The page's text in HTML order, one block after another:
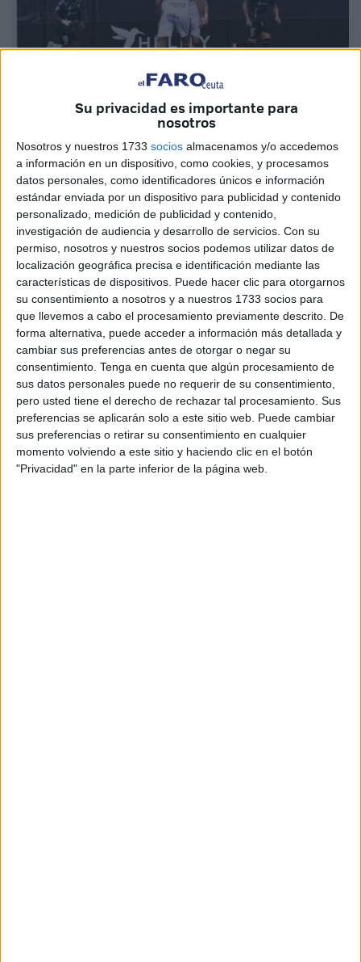
Su privacidad es importante para
nosotros
Nosotros y nuestros 1733 socios almacenamos y/o accedemos
a información en un dispositivo, como cookies, y procesamos
datos personales, como identificadores únicos e información
estándar enviada por un dispositivo para publicidad y contenido
personalizado, medición de publicidad y contenido,
investigación de audiencia y desarrollo de servicios. Con su
permiso, nosotros y nuestros socios podemos utilizar datos de
localización geográfica precisa e identificación mediante las
características de dispositivos. Puede hacer clic para otorgarnos
su consentimiento a nosotros y a nuestros 1733 socios para
que llevemos a cabo el procesamiento previamente descrito. De
forma alternativa, puede acceder a información más detallada y
cambiar sus preferencias antes de otorgar o negar su
consentimiento. Tenga en cuenta que algún procesamiento de
sus datos personales puede no requerir de su consentimiento,
pero usted tiene el derecho de rechazar tal procesamiento. Sus
preferencias se aplicarán solo a este sitio web. Puede cambiar
sus preferencias o retirar su consentimiento en cualquier
momento volviendo a este sitio y haciendo clic en el botón
"Privacidad" en la parte inferior de la página web.
Cruz Roja tuvo que activar el protocolo de atención aun
aficionadodurante la celebración de la primera parte del
partido disputado entre la AD Ceuta y el Castellón
Que cada uno responda y sepa qué se debe hacer de
manera rápida y diligente es clave. Hoy también lo era.
Rapidez y profesionalidad son las claves.
En cada grada del estadio Alfonso Murube,Cruz Roja
dispone de personal. Nada más conocerse que un
aficionado había sufrido unaindisposición, se llamó a
miembros de la entidad humanitaria, acudiendo en un
primer momento los socorristas para evaluar la situación.